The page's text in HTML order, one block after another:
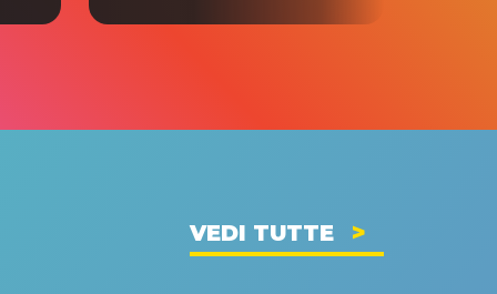
VEDI TUTTE